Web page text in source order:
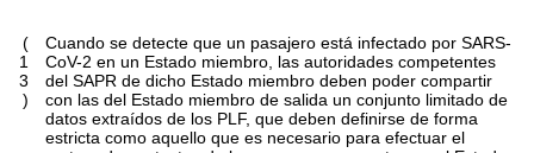
(
1
3
)
Cuando se detecte que un pasajero está infectado por SARS-
CoV-2 en un Estado miembro, las autoridades competentes
del SAPR de dicho Estado miembro deben poder compartir
con las del Estado miembro de salida un conjunto limitado de
datos extraídos de los PLF, que deben definirse de forma
estricta como aquello que es necesario para efectuar el